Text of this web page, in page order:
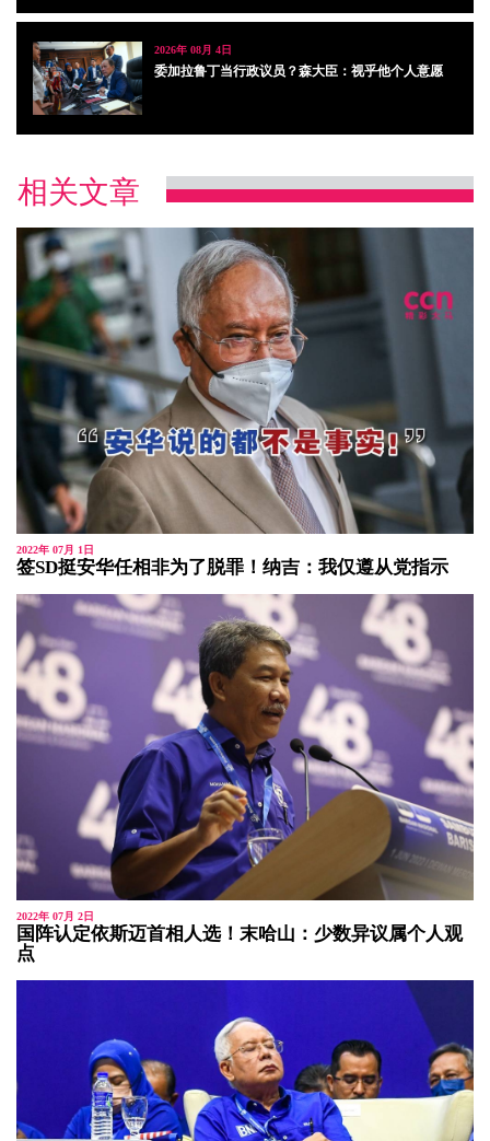
2026年 08月 4日
委加拉鲁丁当行政议员？森大臣：视乎他个人意愿
相关文章
2022年 07月 1日
签SD挺安华任相非为了脱罪！纳吉：我仅遵从党指示
2022年 07月 2日
国阵认定依斯迈首相人选！末哈山：少数异议属个人观
点